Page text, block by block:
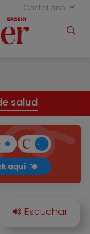
Castellano
salud